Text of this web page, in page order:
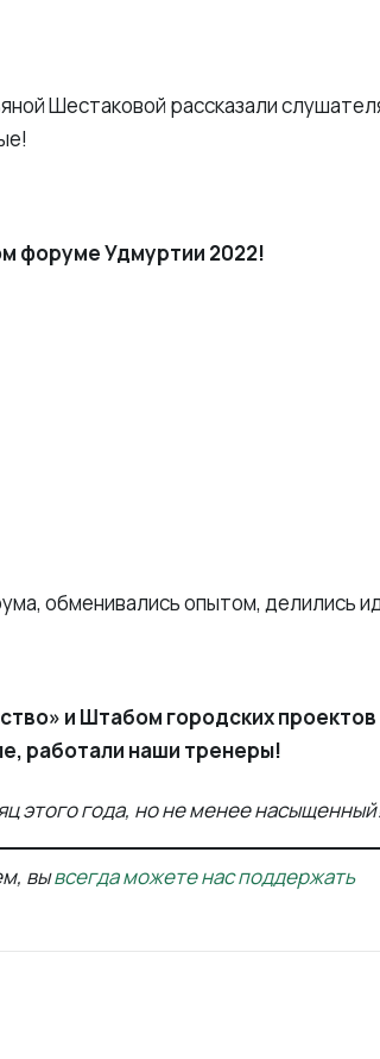
Шестаковой рассказали
форуме Удмуртии 2022!
обменивались опытом, делились
и Штабом городских
работали наши тренеры!
этого года, но не менее
вывсегда можете нас поддержать